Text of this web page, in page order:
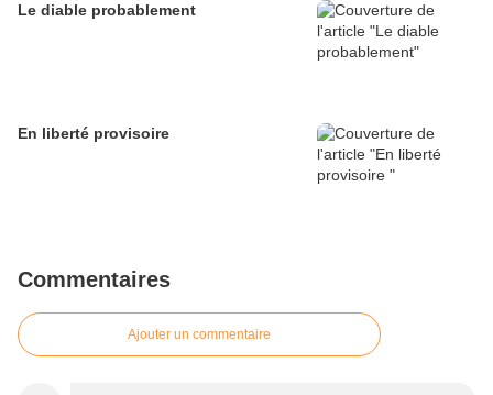
Le diable probablement
En liberté provisoire
Commentaires
Ajouter un commentaire